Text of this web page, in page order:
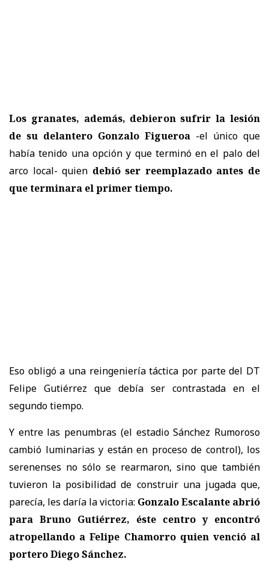
Los granates, además, debieron sufrir la lesión
de su delantero Gonzalo Figueroa -el único que
había tenido una opción y que terminó en el palo del
arco local- quien debió ser reemplazado antes de
que terminara el primer tiempo.
Eso obligó a una reingeniería táctica por parte del DT
Felipe Gutiérrez que debía ser contrastada en el
segundo tiempo.
Y entre las penumbras (el estadio Sánchez Rumoroso
cambió luminarias y están en proceso de control), los
serenenses no sólo se rearmaron, sino que también
tuvieron la posibilidad de construir una jugada que,
parecía, les daría la victoria: Gonzalo Escalante abrió
para Bruno Gutiérrez, éste centro y encontró
atropellando a Felipe Chamorro quien venció al
portero Diego Sánchez.